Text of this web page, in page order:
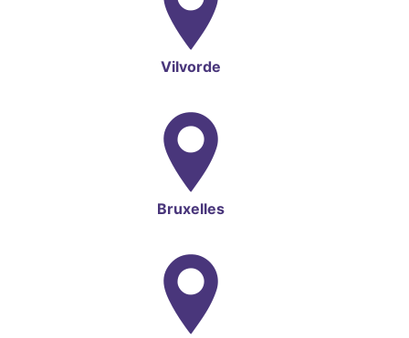
Vilvorde
Bruxelles